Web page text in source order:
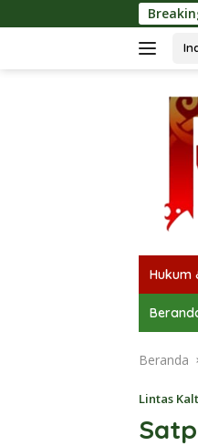
ke
PT Pada Idi
Hukum
Beranda
Lintas